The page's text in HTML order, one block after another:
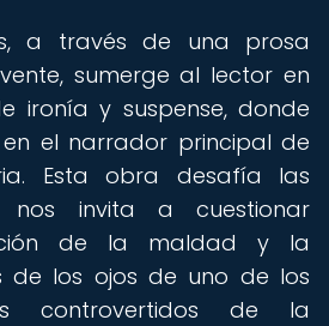
a través de una prosa
sumerge al lector en
ironía y suspense, donde
en el narrador principal de
Esta obra desafía las
nos invita a cuestionar
de la maldad y la
de los ojos de uno de los
controvertidos de la